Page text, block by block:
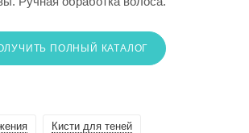
ПОЛНЫЙ КАТАЛОГ
Кисти для теней